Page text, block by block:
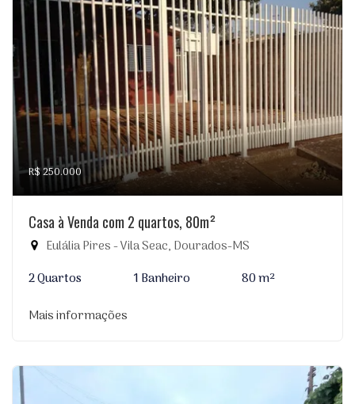
R$ 250.000
Casa à Venda com 2 quartos, 80m²
Eulália Pires - Vila Seac, Dourados-MS
2 Quartos
1 Banheiro
80 m²
Mais informações